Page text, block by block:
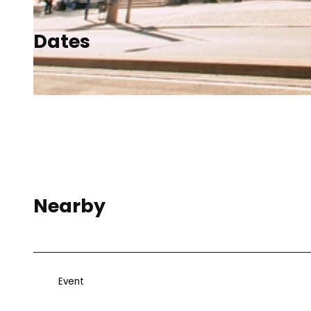
© Inno3 GmbH
Dates
Nearby
Event